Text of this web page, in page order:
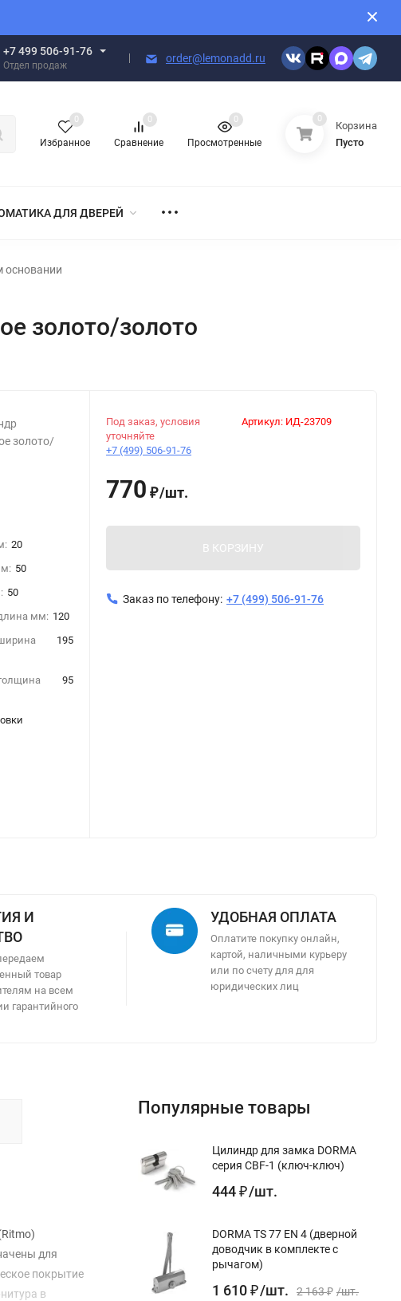
+7 499 506-91-76
Отдел продаж
order@lemonadd.ru
Избранное
0
Сравнение
0
Просмотренные
0 0
Корзина
Пусто
ДЛЯ ДВЕРЕЙ
основании
золото/золото
золото/
20
50
50
мм: 120
195
95
Артикул: ИД-23709
Под заказ, условия
уточняйте
+7 (499) 506-91-76
770 ₽/шт.
В КОРЗИНУ
Заказ по телефону: +7 (499) 506-91-76
И
товар
на всем
гарантийного
УДОБНАЯ ОПЛАТА
Оплатите покупку онлайн,
картой, наличными курьеру
или по счету для для
юридических лиц
для
покрытие
в
Популярные товары
Цилиндр для замка DORMA
серия CBF-1 (ключ-ключ)
444 ₽ /шт.
DORMA TS 77 EN 4 (дверной
доводчик в комплекте с
рычагом)
1 610 ₽ /шт. 2 163 ₽ /шт.